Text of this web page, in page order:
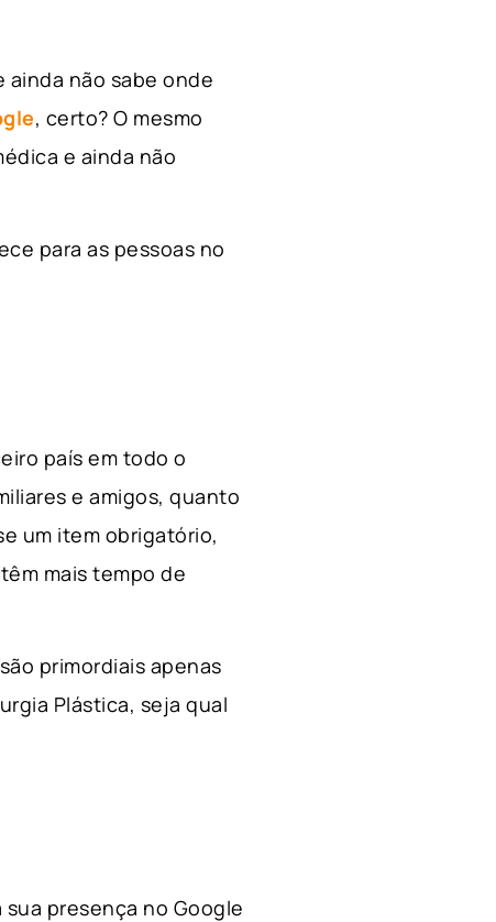
não sabe onde
, certo? O mesmo
e ainda não
para as pessoas no
país em todo o
e amigos, quanto
um item obrigatório,
mais tempo de
primordiais apenas
Plástica, seja qual
presença no Google